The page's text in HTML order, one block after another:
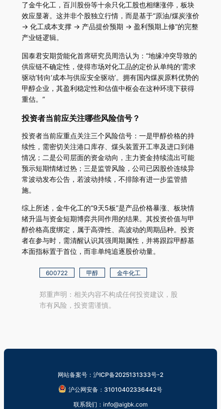
了金牛化工，百川股份等十余只化工股也相继涨停，板块
效应显著。这并非个股独立行情，而是基于“原油/煤炭涨价
-> 化工成本支撑 -> 产品提价预期 -> 盈利预期上修”的完整
产业链逻辑。
国泰君安期货能化首席研究员周浩认为：“地缘冲突导致的
供应链不确定性，使得市场对化工品的定价从单纯的‘需求
驱动’转向‘成本与供应安全驱动’。拥有国内煤炭原料优势的
甲醇企业，其盈利稳定性和估值中枢会在这种环境下获得
重估。”
投资者当前应关注哪些风险信号？
投资者当前应重点关注三个风险信号：一是甲醇价格的持
续性，需密切关注港口库存、煤头装置开工率及进口到港
情况；二是公司层面的资金动向，主力资金持续流出可能
预示短期情绪过热；三是监管风险，公司已因股价连续异
常波动发布公告，若波动持续，不排除有进一步监管措
施。
综上所述，金牛化工的“9天5板”是产品价格暴涨、板块情
绪升温与资金短期博弈共同作用的结果。其投资价值与甲
醇价格高度绑定，属于高弹性、高波动的周期品种。投资
者在参与时，需清醒认识其强周期属性，并将跟踪甲醇基
本面指标置于首位，而非单纯追逐股价动量。
600722 甲醇 金牛化工
郑重声明：相关内容不构成任何投资建议，股
市有风险，投资需谨慎。
网站备案号：沪ICP备2025131333号-2
沪公网安备：31010402336442号
联系我们：info@aigbk.com